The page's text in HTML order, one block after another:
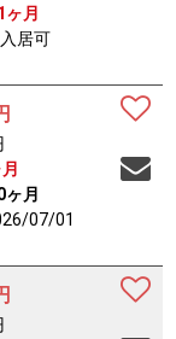
ヶ月
居可
ヶ月
07/01